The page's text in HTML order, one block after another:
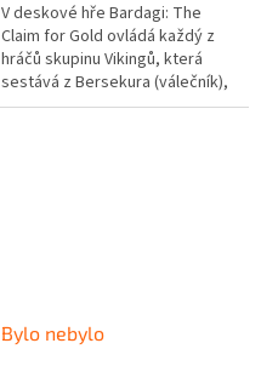
V deskové hře Bardagi: The
Claim for Gold ovládá každý z
hráčů skupinu Vikingů, která
sestává z Bersekura (válečník),
Godiho (kněz), Kaupmadura
Bylo nebylo